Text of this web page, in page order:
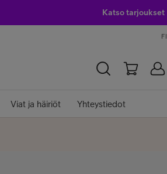
Katso tarjoukset
FI
Viat ja häiriöt Yhteystiedot